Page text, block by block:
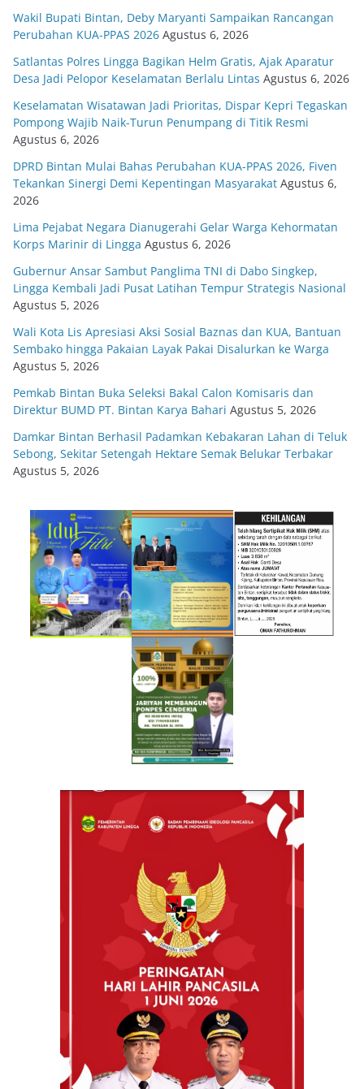
Wakil Bupati Bintan, Deby Maryanti Sampaikan Rancangan
Perubahan KUA-PPAS 2026 Agustus 6, 2026
Satlantas Polres Lingga Bagikan Helm Gratis, Ajak Aparatur
Desa Jadi Pelopor Keselamatan Berlalu Lintas Agustus 6, 2026
Keselamatan Wisatawan Jadi Prioritas, Dispar Kepri Tegaskan
Pompong Wajib Naik-Turun Penumpang di Titik Resmi
Agustus 6, 2026
DPRD Bintan Mulai Bahas Perubahan KUA-PPAS 2026, Fiven
Tekankan Sinergi Demi Kepentingan Masyarakat Agustus 6,
2026
Lima Pejabat Negara Dianugerahi Gelar Warga Kehormatan
Korps Marinir di Lingga Agustus 6, 2026
Gubernur Ansar Sambut Panglima TNI di Dabo Singkep,
Lingga Kembali Jadi Pusat Latihan Tempur Strategis Nasional
Agustus 5, 2026
Wali Kota Lis Apresiasi Aksi Sosial Baznas dan KUA, Bantuan
Sembako hingga Pakaian Layak Pakai Disalurkan ke Warga
Agustus 5, 2026
Pemkab Bintan Buka Seleksi Bakal Calon Komisaris dan
Direktur BUMD PT. Bintan Karya Bahari Agustus 5, 2026
Damkar Bintan Berhasil Padamkan Kebakaran Lahan di Teluk
Sebong, Sekitar Setengah Hektare Semak Belukar Terbakar
Agustus 5, 2026